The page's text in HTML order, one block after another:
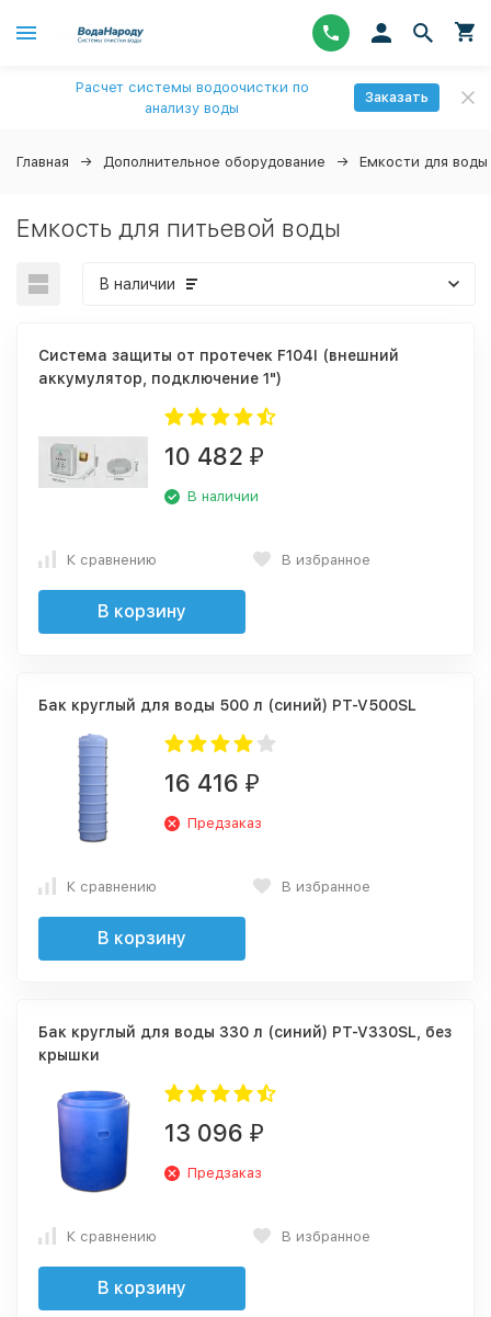
Расчет системы водоочистки по
анализу воды
Заказать
Главная Дополнительное оборудование Емкости для
Емкость для питьевой воды
В наличии
Система защиты от протечек F104I (внешний
аккумулятор, подключение 1")
10 482 ₽
В наличии
К сравнению В избранное
В корзину
Бак круглый для воды 500 л (синий) PT-V500SL
16 416 ₽
Предзаказ
К сравнению В избранное
В корзину
Бак круглый для воды 330 л (синий) PT-V330SL, без
крышки
13 096 ₽
Предзаказ
К сравнению В избранное
В корзину